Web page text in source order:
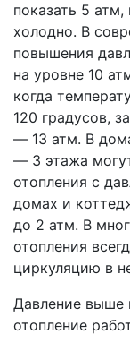
показать 5
холодно. В
повышения
на уровне 10
когда
120 градусов,
— 13 атм. В
— 3 этажа
отопления с
домах и
до 2 атм. В
отопления
циркуляцию в
Давление выше
отопление